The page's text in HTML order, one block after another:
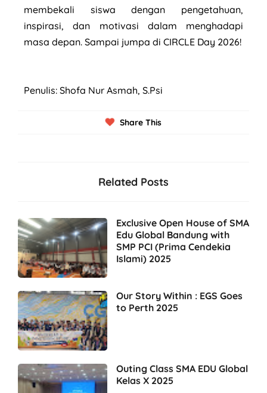
membekali siswa dengan pengetahuan,
inspirasi, dan motivasi dalam menghadapi
masa depan. Sampai jumpa di CIRCLE Day 2026!
Penulis: Shofa Nur Asmah, S.Psi
Share This
Related Posts
Exclusive Open House of SMA
Edu Global Bandung with
SMP PCI (Prima Cendekia
Islami) 2025
Our Story Within : EGS Goes
to Perth 2025
Outing Class SMA EDU Global
Kelas X 2025